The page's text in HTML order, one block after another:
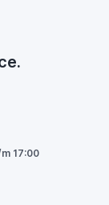
17:00